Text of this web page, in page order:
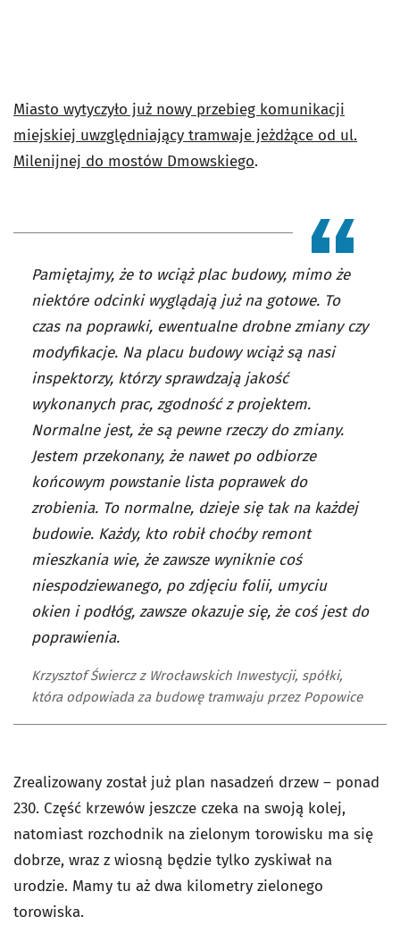
Miasto wytyczyło już nowy przebieg komunikacji
miejskiej uwzględniający tramwaje jeżdżące od ul.
Milenijnej do mostów Dmowskiego.
Pamiętajmy, że to wciąż plac budowy, mimo że
niektóre odcinki wyglądają już na gotowe. To
czas na poprawki, ewentualne drobne zmiany czy
modyfikacje. Na placu budowy wciąż są nasi
inspektorzy, którzy sprawdzają jakość
wykonanych prac, zgodność z projektem.
Normalne jest, że są pewne rzeczy do zmiany.
Jestem przekonany, że nawet po odbiorze
końcowym powstanie lista poprawek do
zrobienia. To normalne, dzieje się tak na każdej
budowie. Każdy, kto robił choćby remont
mieszkania wie, że zawsze wyniknie coś
niespodziewanego, po zdjęciu folii, umyciu
okien i podłóg, zawsze okazuje się, że coś jest do
poprawienia.
Krzysztof Świercz z Wrocławskich Inwestycji, spółki,
która odpowiada za budowę tramwaju przez Popowice
Zrealizowany został już plan nasadzeń drzew – ponad
230. Część krzewów jeszcze czeka na swoją kolej,
natomiast rozchodnik na zielonym torowisku ma się
dobrze, wraz z wiosną będzie tylko zyskiwał na
urodzie. Mamy tu aż dwa kilometry zielonego
torowiska.